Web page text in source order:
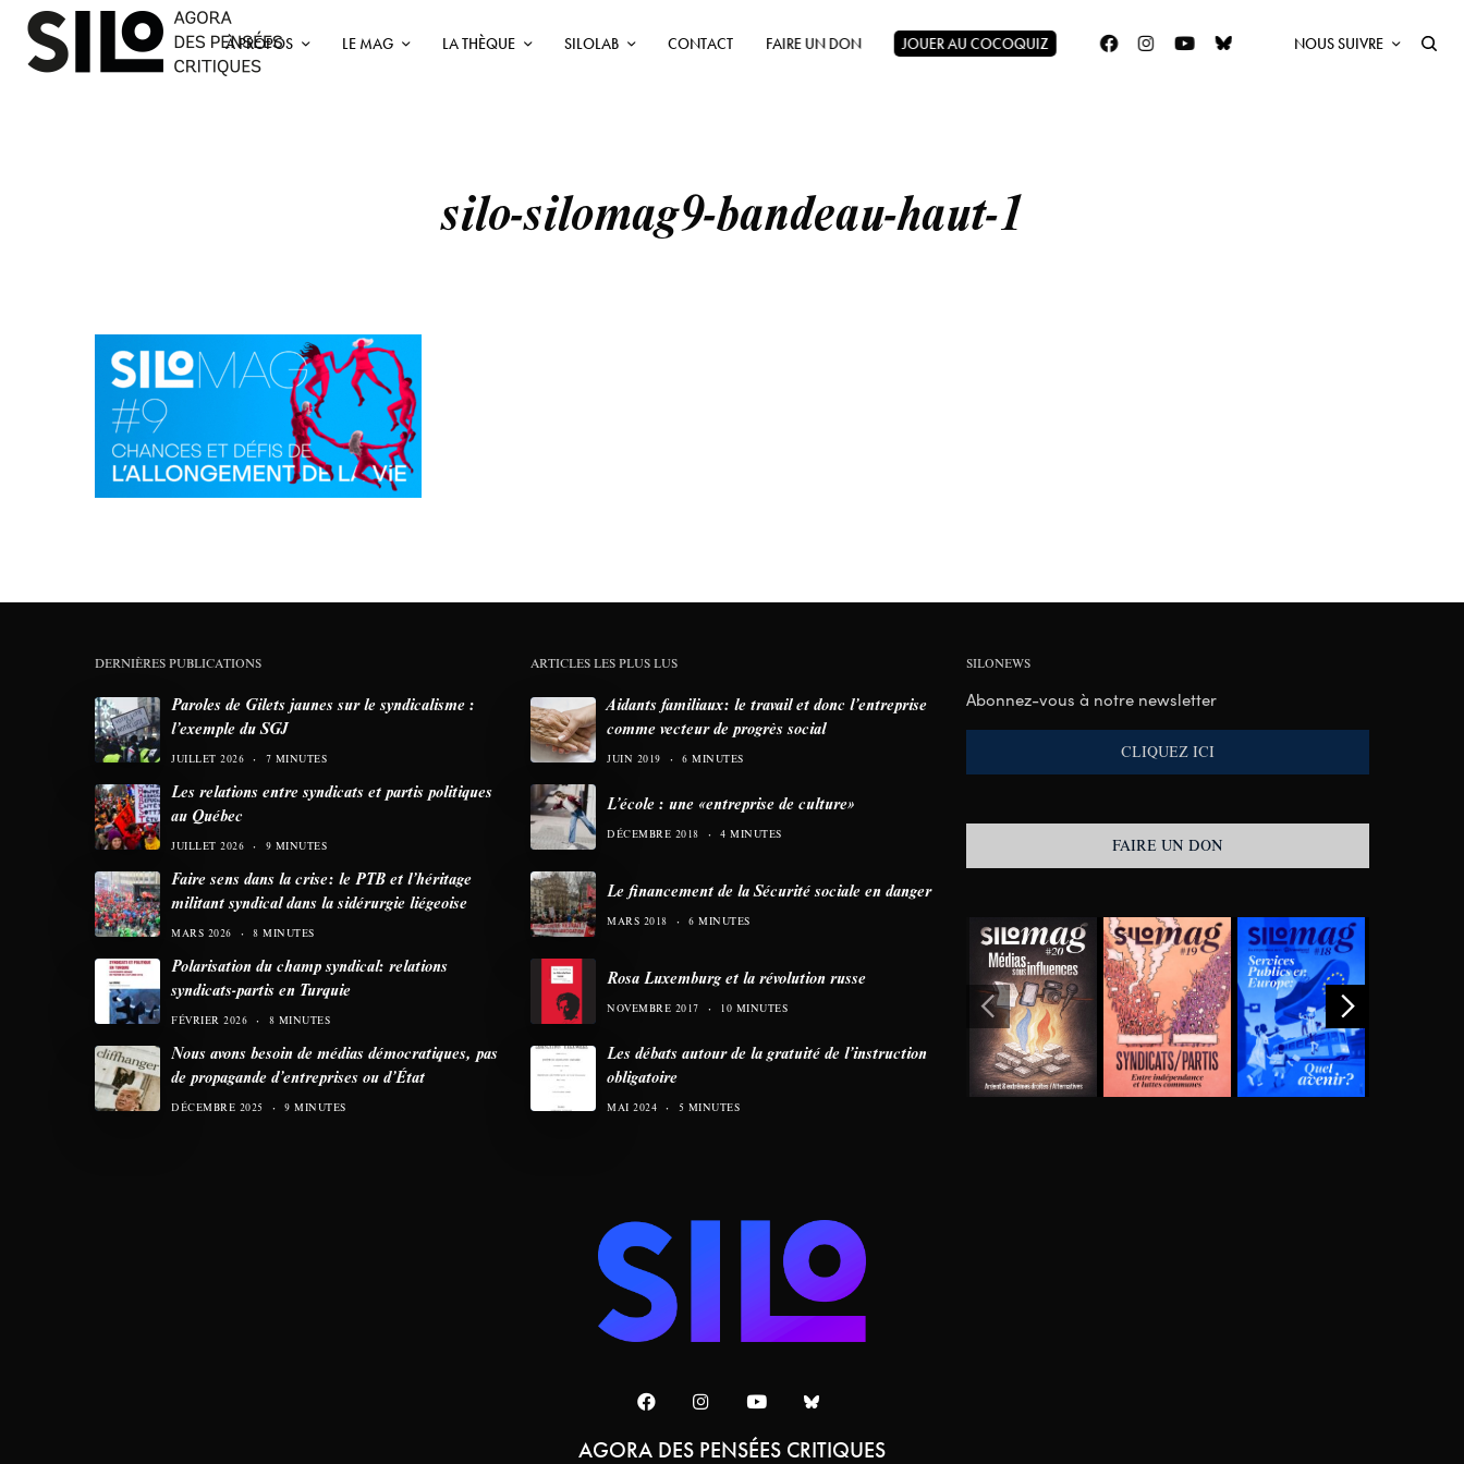
À PROPOS LE MAG LA THÈQUE SILOLAB CONTACT FAIRE UN DON JOUER AU COCOQUIZ NOUS SUIVRE
silo-silomag9-bandeau-haut-1
DERNIÈRES PUBLICATIONS
Paroles de Gilets jaunes sur le syndicalisme :
l’exemple du SGJ
JUILLET 2026 7 MINUTES
Les relations entre syndicats et partis politiques
au Québec
JUILLET 2026 9 MINUTES
Faire sens dans la crise: le PTB et l’héritage
militant syndical dans la sidérurgie liégeoise
MARS 2026 8 MINUTES
Polarisation du champ syndical: relations
syndicats-partis en Turquie
FÉVRIER 2026 8 MINUTES
Nous avons besoin de médias démocratiques, pas
de propagande d’entreprises ou d’État
DÉCEMBRE 2025 9 MINUTES
ARTICLES LES PLUS LUS
Aidants familiaux: le travail et donc l’entreprise
comme vecteur de progrès social
JUIN 2019 6 MINUTES
L’école : une «entreprise de culture»
DÉCEMBRE 2018 4 MINUTES
Le financement de la Sécurité sociale en danger
MARS 2018 6 MINUTES
Rosa Luxemburg et la révolution russe
NOVEMBRE 2017 10 MINUTES
Les débats autour de la gratuité de l’instruction
obligatoire
MAI 2024 5 MINUTES
SILONEWS
Abonnez-vous à notre newsletter
CLIQUEZ ICI
FAIRE UN DON
AGORA DES PENSÉES CRITIQUES